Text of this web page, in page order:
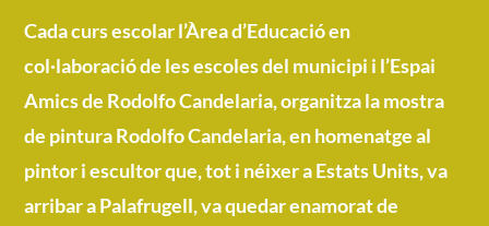
3 – 16 anys
MÉS 16 anys
Participació
Cada curs escolar l’Àrea d’Educació en
col·laboració de les escoles del municipi i l’Espai
Amics de Rodolfo Candelaria, organitza la mostra
de pintura Rodolfo Candelaria, en homenatge al
pintor i escultor que, tot i néixer a Estats Units, va
arribar a Palafrugell, va quedar enamorat de